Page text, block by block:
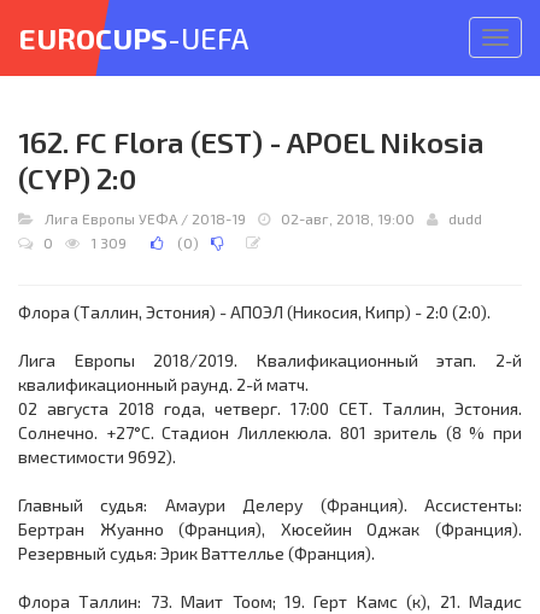
меню
EUROCUPS-UEFA
162. FC Flora (EST) - APOEL Nikosia
(CYP) 2:0
Лига Европы УЕФА / 2018-19 02-авг, 2018, 19:00
dudd
0
1 309 (0)
Флора (Таллин, Эстония) - АПОЭЛ (Никосия, Кипр) - 2:0 (2:0).
Лига Европы 2018/2019. Квалификационный этап. 2-й
квалификационный раунд. 2-й матч.
02 августа 2018 года, четверг. 17:00 СЕТ. Таллин, Эстония.
Солнечно. +27°C. Стадион Лиллекюла. 801 зритель (8 % при
вместимости 9692).
Главный судья: Амаури Делеру (Франция). Ассистенты:
Бертран Жуанно (Франция), Хюсейин Оджак (Франция).
Резервный судья: Эрик Ваттеллье (Франция).
Флора Таллин: 73. Маит Тоом; 19. Герт Камс (к), 21. Мадис